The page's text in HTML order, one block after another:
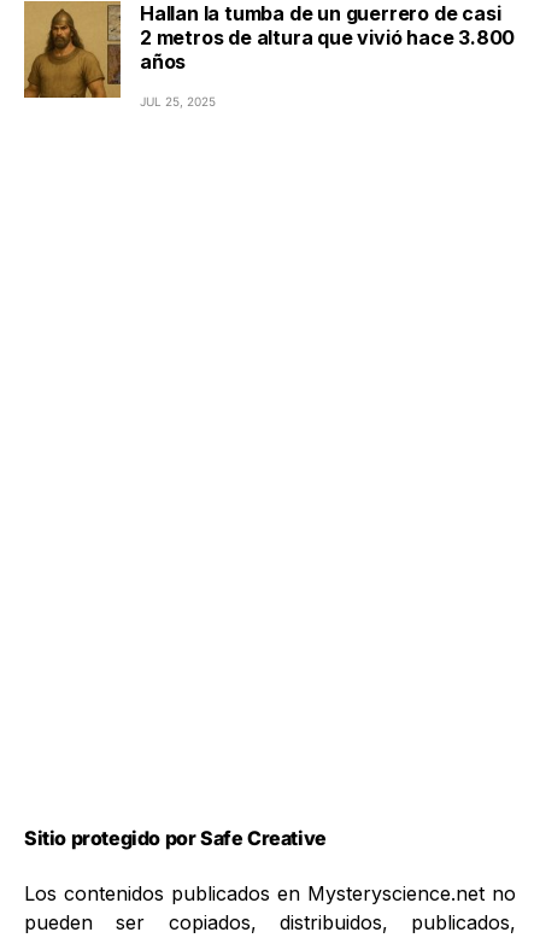
Hallan la tumba de un guerrero de casi
2 metros de altura que vivió hace 3.800
años
JUL 25, 2025
Sitio protegido por Safe Creative
Los contenidos publicados en Mysteryscience.net no
pueden ser copiados, distribuidos, publicados,